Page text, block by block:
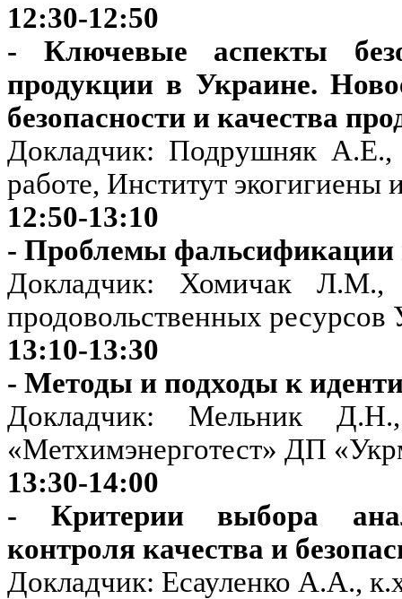
12:30-12:50
- Ключевые аспекты
продукции в Украине.
безопасности и качества
Докладчик: Подрушняк А.Е.,
работе, Институт
12:50-13:10
- Проблемы фальсификации
Докладчик: Хомичак Л.М.,
продовольственных ресурсов
13:10-13:30
- Методы и подходы к
Докладчик: Мельник
«Метхимэнерготест» ДП
13:30-14:00
- Критерии выбора
контроля качества и
Докладчик: Есауленко А.А.,